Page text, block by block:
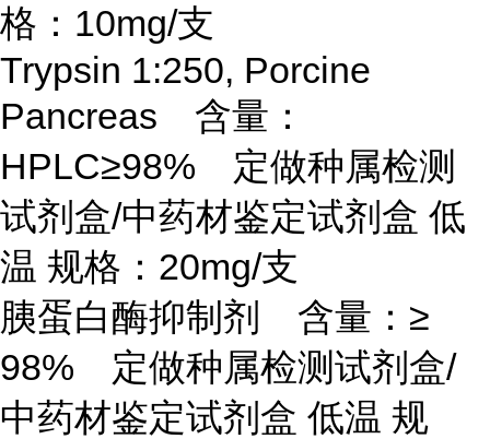
格：10mg/支
Trypsin 1:250, Porcine
Pancreas 含量：
HPLC≥98% 定做种属检测
试剂盒/中药材鉴定试剂盒 低
温 规格：20mg/支
胰蛋白酶抑制剂 含量： ≥
98% 定做种属检测试剂盒/
中药材鉴定试剂盒 低温 规